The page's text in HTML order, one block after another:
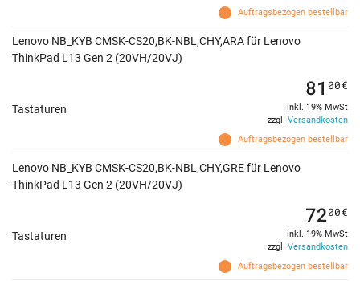
Auftragsbezogen bestellbar
Lenovo NB_KYB CMSK-CS20,BK-NBL,CHY,ARA für Lenovo
ThinkPad L13 Gen 2 (20VH/20VJ)
Tastaturen
Auftragsbezogen bestellbar
81 00€
inkl. 19% MwSt
zzgl. Versandkosten
Lenovo NB_KYB CMSK-CS20,BK-NBL,CHY,GRE für Lenovo
ThinkPad L13 Gen 2 (20VH/20VJ)
Tastaturen
Auftragsbezogen bestellbar
7200€
inkl. 19% MwSt
zzgl. Versandkosten